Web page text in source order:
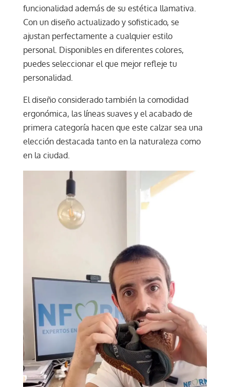
funcionalidad además de su estética llamativa.
Con un diseño actualizado y sofisticado, se
ajustan perfectamente a cualquier estilo
personal. Disponibles en diferentes colores,
puedes seleccionar el que mejor refleje tu
personalidad.
El diseño considerado también la comodidad
ergonómica, las líneas suaves y el acabado de
primera categoría hacen que este calzar sea una
elección destacada tanto en la naturaleza como
en la ciudad.